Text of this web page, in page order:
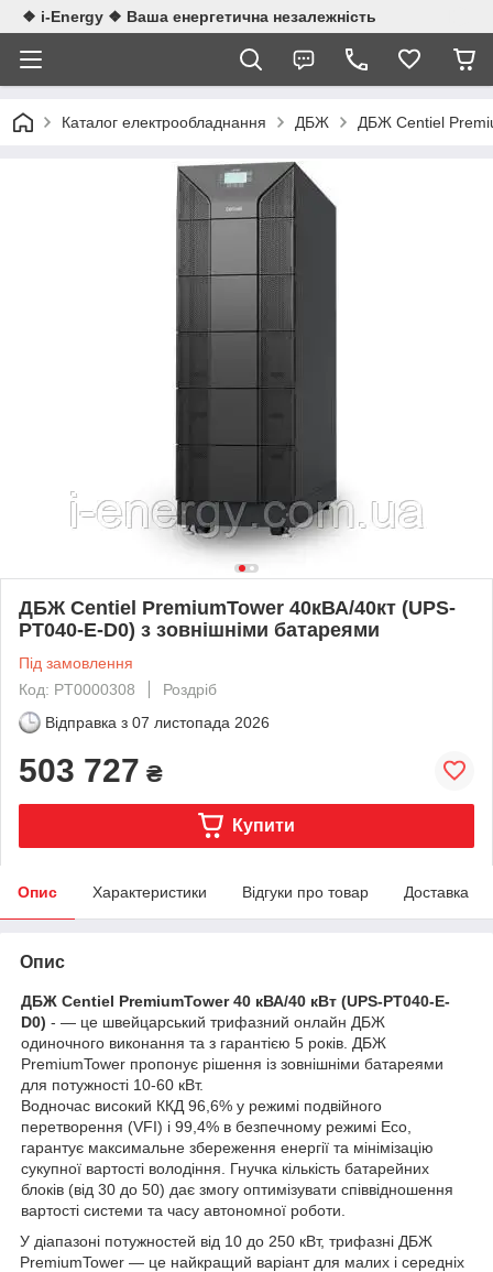
❖ i-Energy ❖ Ваша енергетична незалежність
Каталог електрообладнання ДБЖ ДБЖ Centiel
ДБЖ Centiel PremiumTower 40кВА/40кт (UPS-
PT040-E-D0) з зовнішніми батареями
Під замовлення
Код: PT0000308
Роздріб
Відправка з 07 листопада 2026
503 727 ₴
Купити
Опис Характеристики Відгуки про товар Доставка
Опис
ДБЖ Centiel PremiumTower 40 кВА/40 кВт (UPS-PT040-E-
D0) - — це швейцарський трифазний онлайн ДБЖ
одиночного виконання та з гарантією 5 років. ДБЖ
PremiumTower пропонує рішення із зовнішніми батареями
для потужності 10-60 кВт.
Водночас високий ККД 96,6% у режимі подвійного
перетворення (VFI) і 99,4% в безпечному режимі Eco,
гарантує максимальне збереження енергії та мінімізацію
сукупної вартості володіння. Гнучка кількість батарейних
блоків (від 30 до 50) дає змогу оптимізувати співвідношення
вартості системи та часу автономної роботи.
У діапазоні потужностей від 10 до 250 кВт, трифазні ДБЖ
PremiumTower — це найкращий варіант для малих і середніх